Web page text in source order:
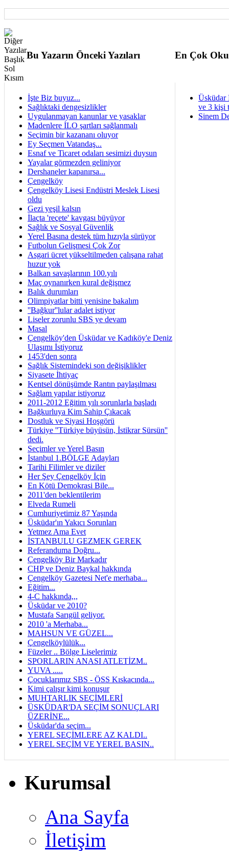
Bu Yazarın Önceki Yazıları En Çok
İşte Biz buyuz...
Sağlıktaki dengesizlikler
Uygulanmayan kanunlar ve yasaklar
Madenlere İLO şartları sağlanmalı
Seçimin bir kazananı oluyor
Ey Seçmen Vatandaş...
Esnaf ve Ticaret odaları sesimizi duysun
Yayalar görmezden geliniyor
Dershaneler kapanırsa...
Çengelköy
Çengelköy Lisesi Endüstri Meslek Lisesi
oldu
Gezi yeşil kalsın
İlaçta 'reçete' kavgası büyüyor
Sağlık ve Sosyal Güvenlik
Yerel Basına destek tüm hızıyla sürüyor
Futbolun Gelişmesi Çok Zor
Asgari ücret yükseltilmeden çalışana rahat
huzur yok
Balkan savaşlarının 100.yılı
Maç oynanırken kural değişmez
Balık durumları
Olimpiyatlar bitti yenisine bakalım
''Bağkur''lular adalet istiyor
Liseler zorunlu SBS ye devam
Masal
Çengelköy'den Üsküdar ve Kadıköy'e Deniz
Ulaşımı İstiyoruz
1453'den sonra
Sağlık Sistemindeki son değişiklikler
Siyasete İhtiyaç
Kentsel dönüşümde Rantın paylaşılması
Sağlam yapılar istiyoruz
2011-2012 Eğitim yılı sorunlarla başladı
Bağkurluya Kim Sahip Çıkacak
Dostluk ve Siyasi Hoşgörü
Türkiye ''Türkiye büyüsün, İstikrar Sürsün''
dedi.
Seçimler ve Yerel Basın
İstanbul 1.BÖLGE Adayları
Tarihi Filimler ve diziler
Her Şey Çengelköy İçin
En Kötü Demokrasi Bile...
2011'den beklentilerim
Elveda Rumeli
Cumhuriyetimiz 87 Yaşında
Üsküdar'ın Yakıcı Sorunları
Yetmez Ama Evet
İSTANBULU GEZMEK GEREK
Referanduma Doğru...
Çengelköy Bir Markadır
CHP ve Deniz Baykal hakkında
Çengelköy Gazetesi Net'e merhaba...
Eğitim...
4-C hakkında,,,
Üsküdar ve 2010?
Mustafa Sarıgül geliyor.
2010 'a Merhaba...
MAHSUN VE GÜZEL...
Çengelköylülük...
Füzeler .. Bölge Liselerimiz
SPORLARIN ANASI ATLETİZM..
YUVA .....
Çocuklarımız SBS - ÖSS Kıskacında...
Kimi çalışır kimi konuşur
MUHTARLIK SEÇİMLERİ
ÜSKÜDAR'DA SEÇİM SONUÇLARI
ÜZERİNE...
Üsküdar'da seçim...
YEREL SEÇİMLERE AZ KALDI..
YEREL SEÇİM VE YEREL BASIN..
Üsküdar
ve 3 kişi
Sinem
Kurumsal
Ana Sayfa
İletişim